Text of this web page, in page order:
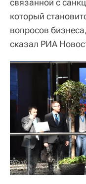
связанной с
который
вопросов
сказал РИА